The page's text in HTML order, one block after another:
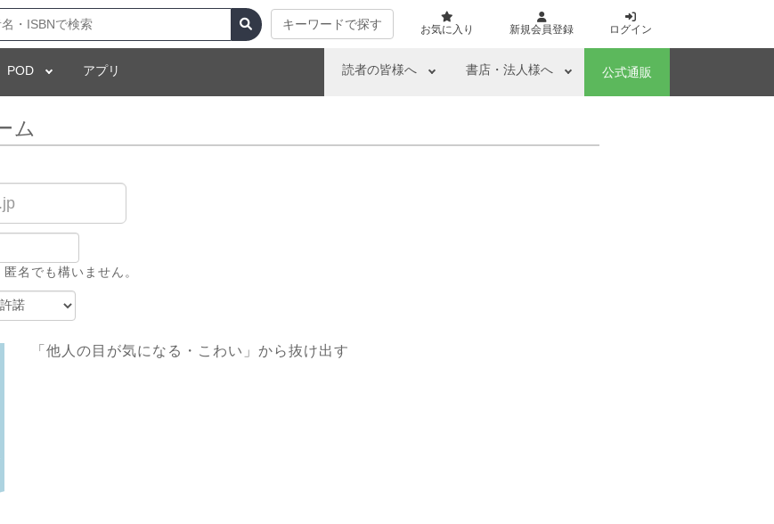
キーワードで探す お気に入り 新規会員登録 ログイン
POD アプリ 読者の皆様へ 書店・法人様へ 公式通販
ム
名でも構いません。
「他人の目が気になる・こわい」から抜け出す